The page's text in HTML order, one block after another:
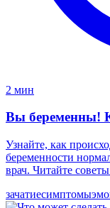
2 мин
Вы беременны!
Узнайте, как
беременности
врач. Читайте
зачатиесимптомы